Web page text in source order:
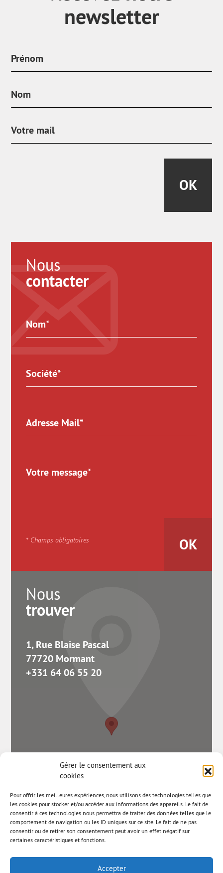
Gérer le consentement aux
cookies
Pour offrir les meilleures expériences, nous utilisons des technologies telles que
les cookies pour stocker et/ou accéder aux informations des appareils. Le fait de
consentir à ces technologies nous permettra de traiter des données telles que le
comportement de navigation ou les ID uniques sur ce site. Le fait de ne pas
consentir ou de retirer son consentement peut avoir un effet négatif sur
certaines caractéristiques et fonctions.
Accepter
newsletter
OK
Nous
contacter
* Champs obligatoires
Nous
trouver
1, Rue Blaise Pascal
77720 Mormant
+331 64 06 55 20